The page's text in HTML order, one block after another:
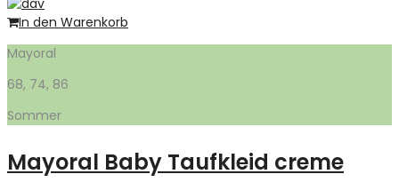
In den Warenkorb
Mayoral
68, 74, 86
Sommer
Mayoral Baby Taufkleid creme